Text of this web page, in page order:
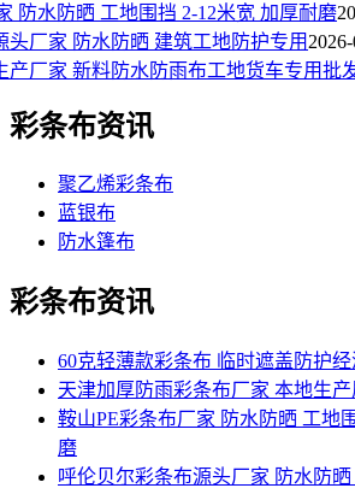
防水防晒 工地围挡 2-12米宽 加厚耐磨
头厂家 防水防晒 建筑工地防护专用
产厂家 新料防水防雨布工地货车专用批
彩条布资讯
聚乙烯彩条布
蓝银布
防水篷布
彩条布资讯
60克轻薄款彩条布 临时遮盖防护
天津加厚防雨彩条布厂家 本地生
鞍山PE彩条布厂家 防水防晒 工地
磨
呼伦贝尔彩条布源头厂家 防水防